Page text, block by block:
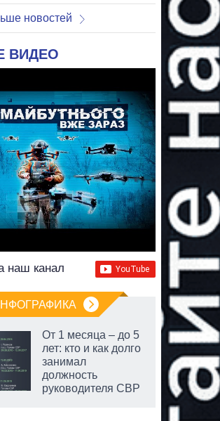
новостей
ВИДЕО
наш канал
От 1 месяца – до 5
лет: кто и как долго
занимал
должность
руководителя СВР